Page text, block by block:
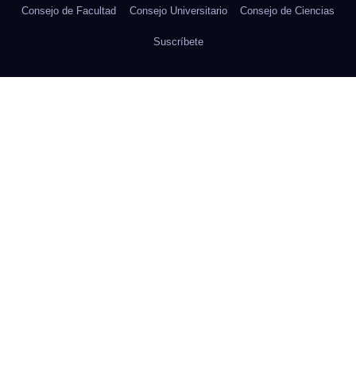
Consejo de Facultad Consejo Universitario Consejo de Ciencias
Suscríbete